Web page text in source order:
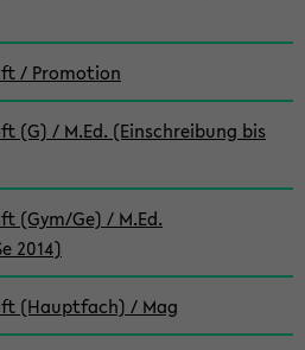
/ Promotion
(G) / M.Ed. (Einschreibung bis
(Gym/Ge) / M.Ed.
2014)
(Hauptfach) / Mag